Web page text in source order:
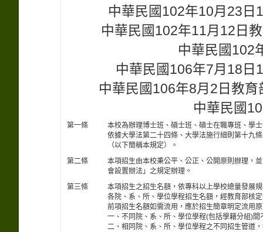
中華民國102年10月23日
中華民國102年11月12日
中華民國102
中華民國106年7月18日
中華民國106年8月2日教
中華民國
第一條
本校為辦理博士班、碩士班、碩士在職專班、學
依據大學法第二十四條、大學法施行細則第十九
（以下簡稱本規定）。
第二條
本項招生由本校秉公平、公正、公開原則辦理，
會設置辦法」之規定辦理。
第三條
本項招生之招生名額，依專科以上學校總量發展
各院、系、所、學位學程招生名額，經教育部核
前項招生名額如需流用，應於招生簡章明定流用
一、不同院、系、所、學位學程(包括學籍分組)間
二、相同院、系、所、學位學程之不同招生管道